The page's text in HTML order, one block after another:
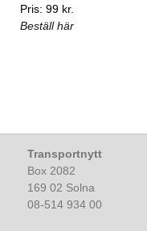
Pris: 99 kr.
Beställ här
Transportnytt
Box 2082
169 02 Solna
08-514 934 00